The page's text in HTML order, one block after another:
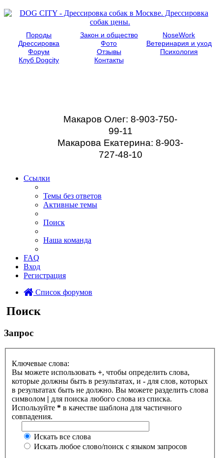
Породы Закон и общество
NoseWork
Дрессировка
Фото
Ветеринария и уход
Форум
Отзывы
Психология
Клуб Dogcity
Контакты
Макаров Олег: 8-903-750-
99-11
Макарова Екатерина: 8-903-
727-48-10
Ссылки
Темы без ответов
Активные темы
Поиск
Наша команда
FAQ
Вход
Регистрация
Список форумов
Поиск
Запрос
Ключевые слова:
Вы можете использовать +, чтобы определить слова,
которые должны быть в результатах, и - для слов, которых
в результатах быть не должно. Вы можете разделить слова
символом | для поиска любого слова из списка.
Используйте * в качестве шаблона для частичного
совпадения.
Искать все слова
Искать любое слово/поиск с языком запросов